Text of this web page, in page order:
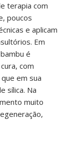
terapia com
poucos
e aplicam
Em
é
com
em sua
sílica. Na
muito